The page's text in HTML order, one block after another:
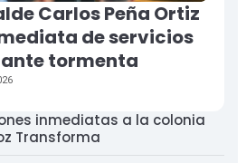
Carlos Peña Ortiz
de servicios
tormenta
inmediatas a la colonia
Transforma